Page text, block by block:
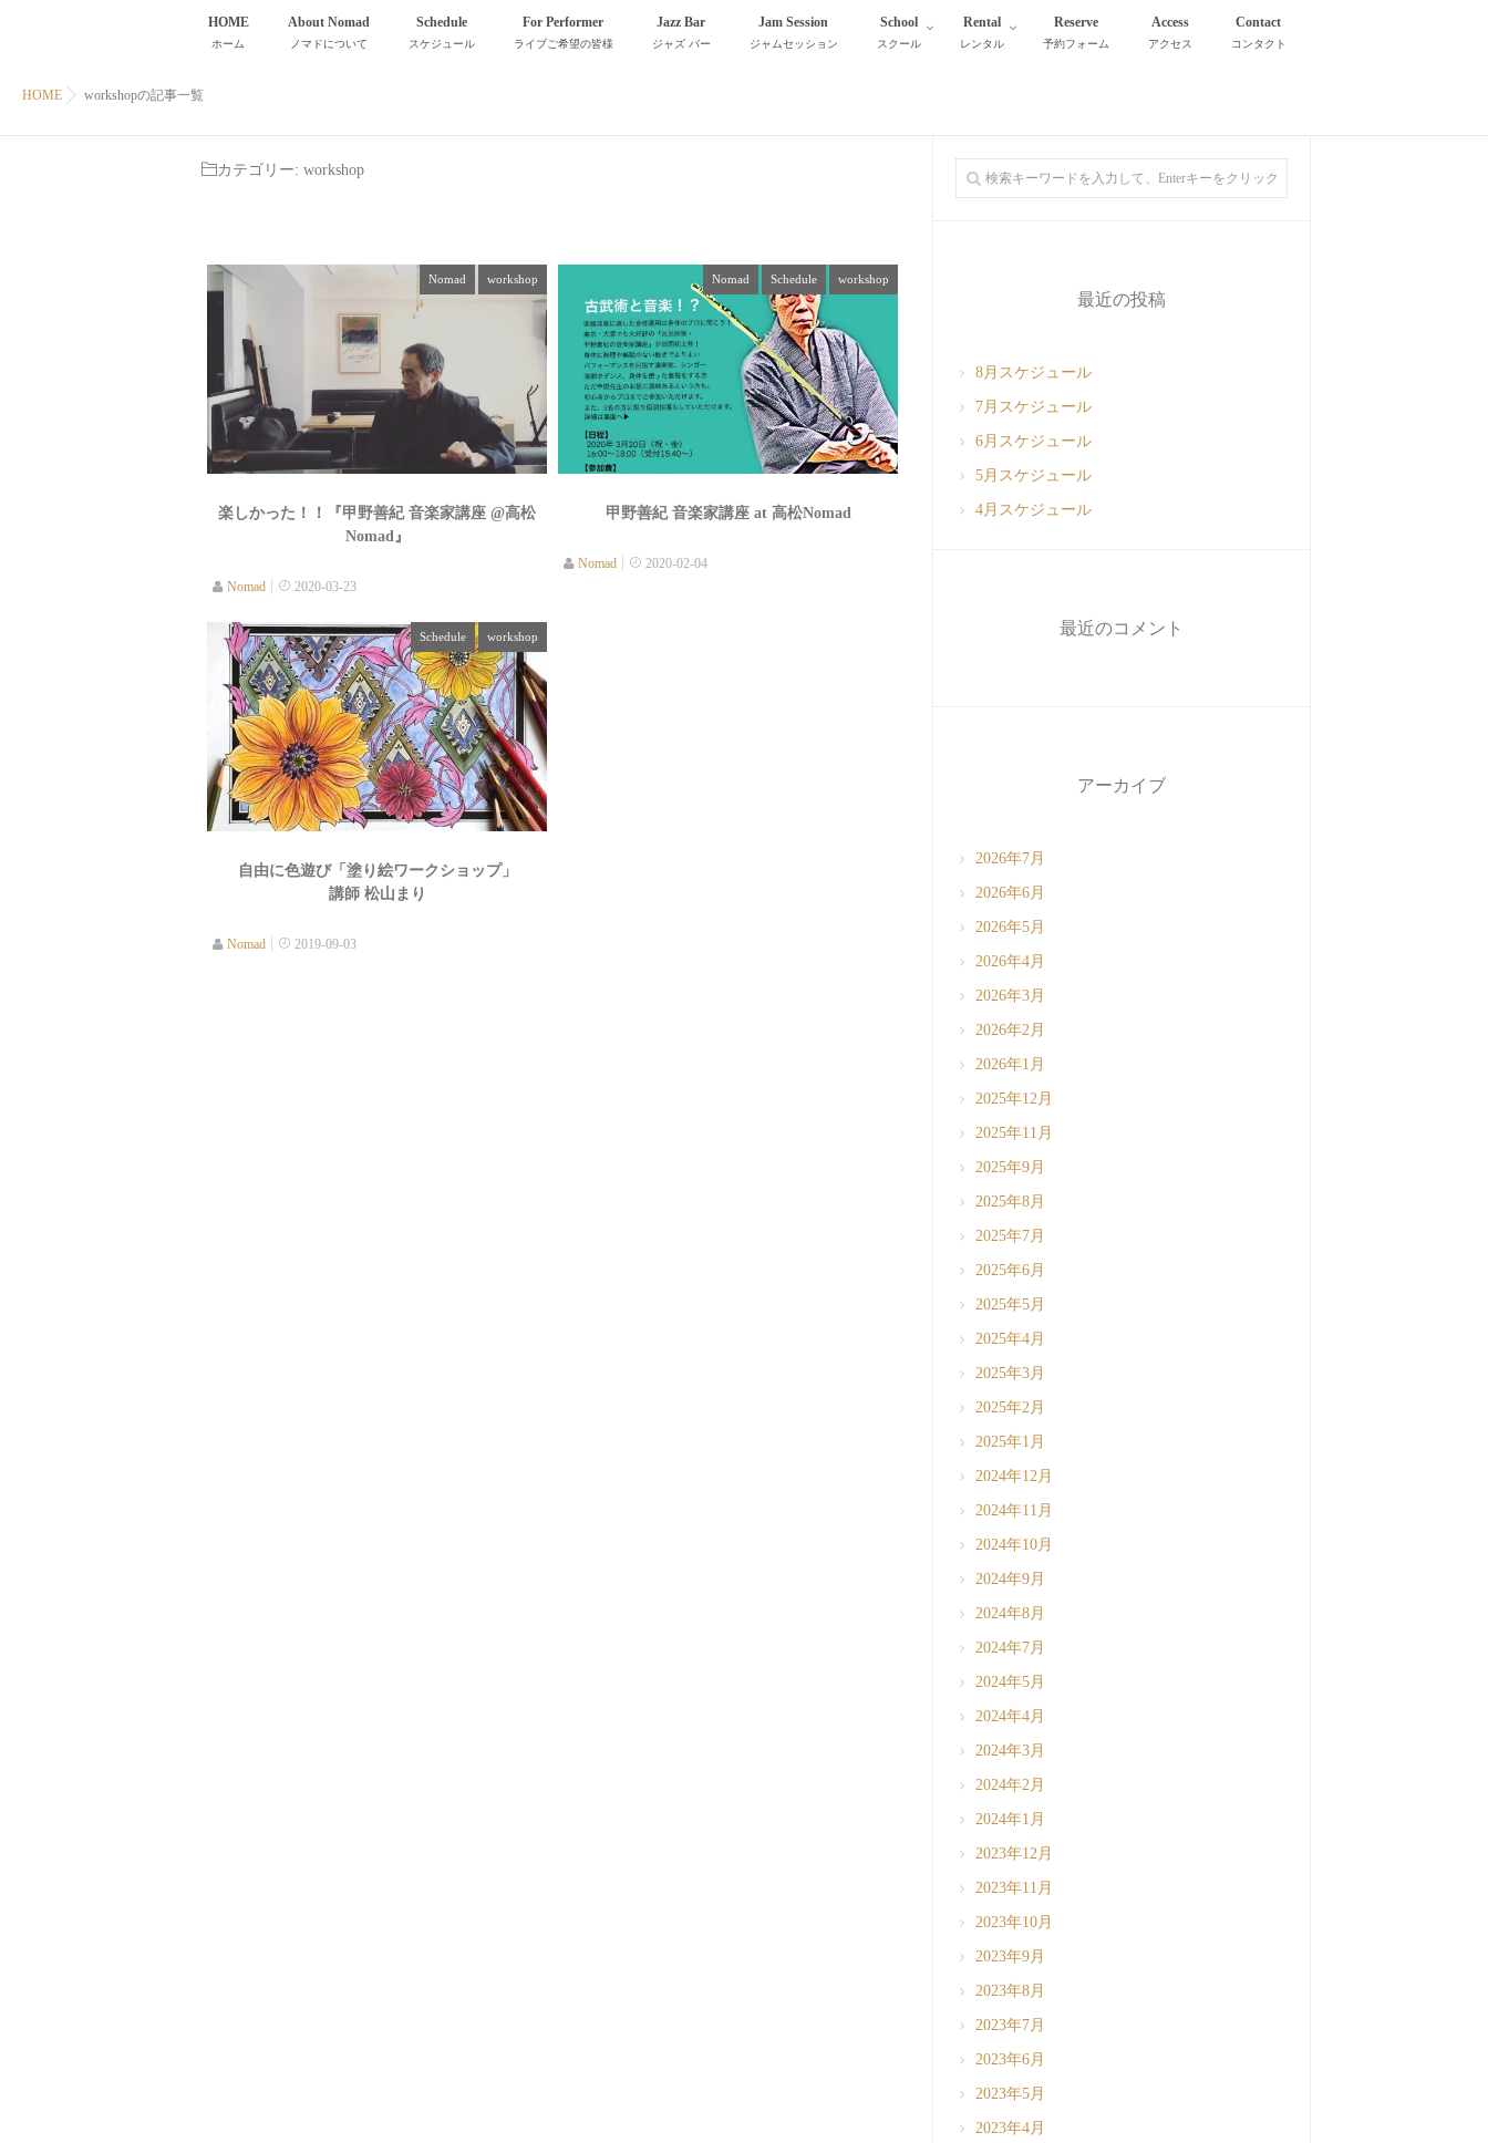
HOME
ホーム
About Nomad
ノマドについて
Schedule
スケジュール
For Performer
ライブご希望の皆様
Jazz Bar
ジャズ バー
Jam Session
ジャムセッション
School
スクール
Rental
レンタル
Reserve
予約フォーム
Access
アクセス
Contact
コンタクト
HOME workshopの記事一覧
カテゴリー: workshop
Nomad workshop
楽しかった！！『甲野善紀 音楽家講座 @高松
Nomad』
Nomad 2020-03-23
Nomad Schedule workshop
甲野善紀 音楽家講座 at 高松Nomad
Nomad 2020-02-04
Schedule workshop
自由に色遊び「塗り絵ワークショップ」
講師 松山まり
Nomad 2019-09-03
最近の投稿
8月スケジュール
7月スケジュール
6月スケジュール
5月スケジュール
4月スケジュール
最近のコメント
アーカイブ
2026年7月
2026年6月
2026年5月
2026年4月
2026年3月
2026年2月
2026年1月
2025年12月
2025年11月
2025年9月
2025年8月
2025年7月
2025年6月
2025年5月
2025年4月
2025年3月
2025年2月
2025年1月
2024年12月
2024年11月
2024年10月
2024年9月
2024年8月
2024年7月
2024年5月
2024年4月
2024年3月
2024年2月
2024年1月
2023年12月
2023年11月
2023年10月
2023年9月
2023年8月
2023年7月
2023年6月
2023年5月
2023年4月